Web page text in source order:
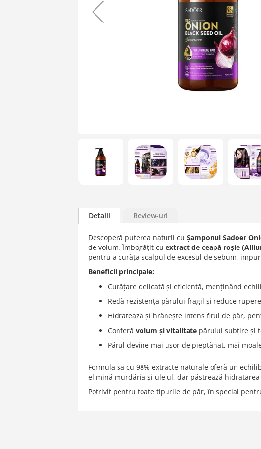
the
beginning
images
gallery
Detalii
Descoperă puterea naturii cu Șamponul Sadoer
de volum. Îmbogățit cu extract de ceapă roșie
pentru a curăța scalpul de excesul de sebum,
Beneficii principale:
Curățare delicată și eficientă, menținând
Redă rezistența părului fragil și reduce
Hidratează și hrănește intens firul de păr,
Conferă volum și vitalitate părului subțire și
Părul devine mai ușor de pieptănat, mai
Formula sa cu 98% extracte naturale oferă un
elimină murdăria și uleiul, dar păstrează
Potrivit pentru toate tipurile de păr, în special
Review-uri